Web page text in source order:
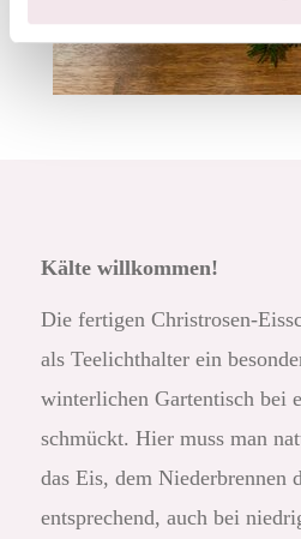
Kälte willkommen!
Die fertigen Christrosen-
als Teelichthalter ein
winterlichen Gartentisch bei
schmückt. Hier muss man
das Eis, dem Niederbrennen
entsprechend, auch bei